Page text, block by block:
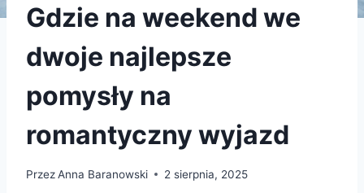
Gdzie na weekend we
dwoje najlepsze
pomysły na
romantyczny wyjazd
PrzezAnna Baranowski 2 sierpnia, 2025